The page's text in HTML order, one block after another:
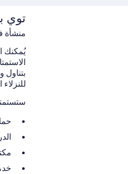
توي
منشأة
يُمكنك
مكتب